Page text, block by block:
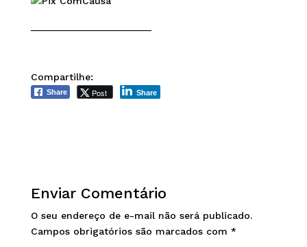
Compartilhe:
Share Post Share
Enviar Comentário
O seu endereço de e-mail não será publicado.
Campos obrigatórios são marcados com *